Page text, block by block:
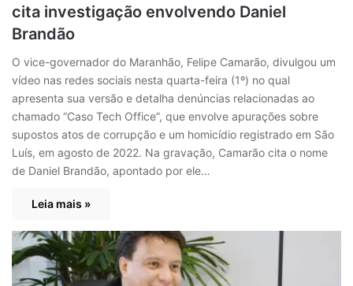
cita investigação envolvendo Daniel
Brandão
O vice-governador do Maranhão, Felipe Camarão, divulgou um
vídeo nas redes sociais nesta quarta-feira (1º) no qual
apresenta sua versão e detalha denúncias relacionadas ao
chamado “Caso Tech Office”, que envolve apurações sobre
supostos atos de corrupção e um homicídio registrado em São
Luís, em agosto de 2022. Na gravação, Camarão cita o nome
de Daniel Brandão, apontado por ele…
Leia mais »